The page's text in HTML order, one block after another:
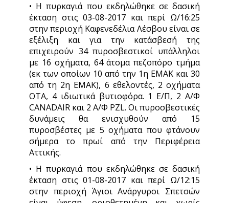
• Η πυρκαγιά που εκδηλώθηκε σε δασική
έκταση στις 03-08-2017 και περί Ω/16:25
στην περιοχή Καφενεδέλια Λέσβου είναι σε
εξέλιξη και για την κατάσβεσή της
επιχειρούν 34 πυροσβεστικοί υπάλληλοι
με 16 οχήματα, 64 άτομα πεζοπόρο τμήμα
(εκ των οποίων 10 από την 1η ΕΜΑΚ και 30
από τη 2η ΕΜΑΚ), 6 εθελοντές, 2 οχήματα
ΟΤΑ, 4 ιδιωτικά βυτιοφόρα. 1 Ε/Π, 2 Α/Φ
CANADAIR και 2 Α/Φ PZL. Οι πυροσβεστικές
δυνάμεις θα ενισχυθούν από 15
πυροσβέστες με 5 οχήματα που φτάνουν
σήμερα το πρωί από την Περιφέρεια
Αττικής.
• Η πυρκαγιά που εκδηλώθηκε σε δασική
έκταση στις 01-08-2017 και περί Ω/12:15
στην περιοχή Άγιοι Ανάργυροι Σπετσών